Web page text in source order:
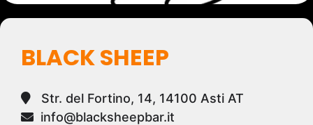
BLACK SHEEP
Str. del Fortino, 14, 14100 Asti AT
info@blacksheepbar.it